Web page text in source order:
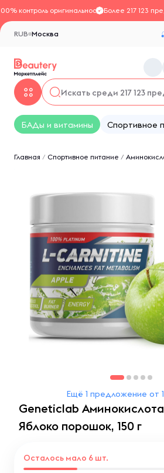
контроль оригинальностиБолее 217 123
Москва
RUB
БАДы и витамины Спортивное
Главная / Спортивное питание /
Ещё 1 предложение от
Geneticlab
Яблоко порошок, 150 г
Осталось мало 6 шт.